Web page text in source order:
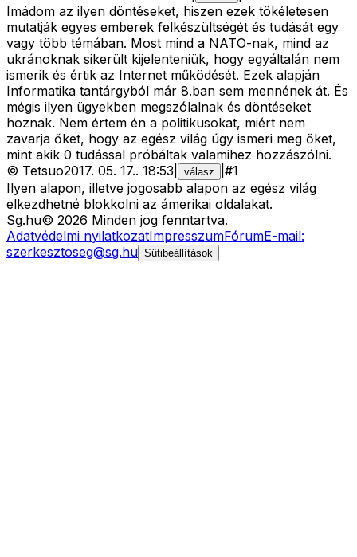
Imádom az ilyen döntéseket, hiszen ezek tökéletesen
mutatják egyes emberek felkészültségét és tudását egy
vagy több témában. Most mind a NATO-nak, mind az
ukránoknak sikerült kijelenteniük, hogy egyáltalán nem
ismerik és értik az Internet működését. Ezek alapján
Informatika tantárgyból már 8.ban sem mennének át. És
mégis ilyen ügyekben megszólalnak és döntéseket
hoznak. Nem értem én a politikusokat, miért nem
zavarja őket, hogy az egész világ úgy ismeri meg őket,
mint akik 0 tudással próbáltak valamihez hozzászólni.
© Tetsuo2017. 05. 17.. 18:53 válasz #1
Ilyen alapon, illetve jogosabb alapon az egész világ
elkezdhetné blokkolni az ámerikai oldalakat.
Sg.hu© 2026 Minden jog fenntartva.
Adatvédelmi nyilatkozatImpresszumFórumE-mail:
szerkesztoseg@sg.hu Sütibeállítások